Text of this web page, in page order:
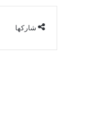
شاركها